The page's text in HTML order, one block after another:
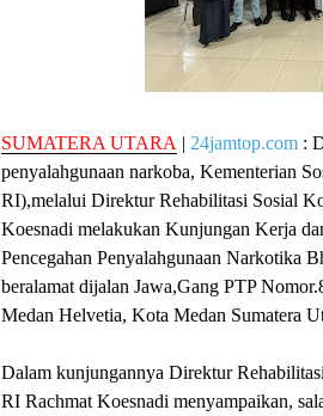
SUMATERA UTARA | 24jamtop.com :
penyalahgunaan narkoba, Kementerian
RI),melalui Direktur Rehabilitasi Sosial
Koesnadi melakukan Kunjungan Kerja
Pencegahan Penyalahgunaan Narkotika
beralamat dijalan Jawa,Gang PTP
Medan Helvetia, Kota Medan Sumatera
Dalam kunjungannya Direktur
RI Rachmat Koesnadi menyampaikan,